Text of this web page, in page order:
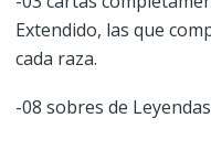
Extendido, las que
cada raza.
-08 sobres de